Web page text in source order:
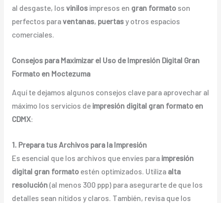
al desgaste, los vinilosimpresos en gran formatoson
perfectos paraventanas, puertasy otros espacios
comerciales.
Consejos para Maximizar el Uso de Impresión Digital Gran
Formato en Moctezuma
Aquí te dejamos algunos consejos clave para aprovechar al
máximo los servicios de impresión digital gran formato en
CDMX:
1. Prepara tus Archivos para la Impresión
Es esencial que los archivos que envíes para impresión
digital gran formatoestén optimizados. Utiliza alta
resolución (al menos 300 ppp) para asegurarte de que los
detalles sean nítidos y claros. También, revisa que los